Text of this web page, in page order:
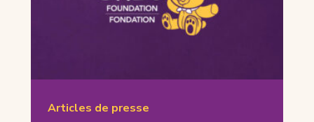
Articles de presse